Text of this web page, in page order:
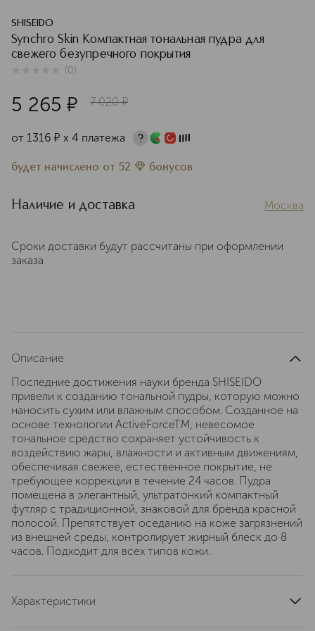
SHISEIDO
Synchro Skin Компактная тональная пудра для
свежего безупречного покрытия
(0)
5 265 ¤ 7 020 ¤
от 1316 ¤ х 4 платежа
будет начислено от 52 бонусов
Наличие и доставка Москва
Сроки доставки будут рассчитаны при оформлении
заказа
Описание
Последние достижения науки бренда SHISEIDO
привели к созданию тональной пудры, которую можно
наносить сухим или влажным способом. Созданное на
основе технологии ActiveForceTM, невесомое
тональное средство сохраняет устойчивость к
воздействию жары, влажности и активным движениям,
обеспечивая свежее, естественное покрытие, не
требующее коррекции в течение 24 часов. Пудра
помещена в элегантный, ультратонкий компактный
футляр с традиционной, знаковой для бренда красной
полосой. Препятствует оседанию на коже загрязнений
из внешней среды, контролирует жирный блеск до 8
часов. Подходит для всех типов кожи.
Характеристики